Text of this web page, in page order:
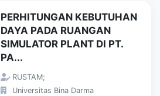
PERHITUNGAN KEBUTUHAN
DAYA PADA RUANGAN
SIMULATOR PLANT DI PT.
PA...
RUSTAM;
Universitas Bina Darma